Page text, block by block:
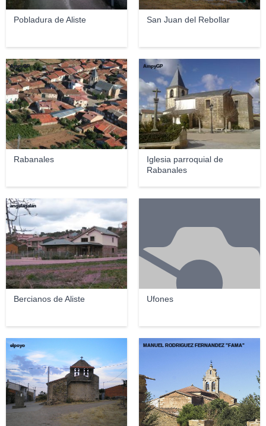
Pobladura de Aliste San Juan del Rebollar
Rabanales
AmpyGP
Iglesia parroquial de
Rabanales
AmpyGP
Bercianos de Aliste
angelagalán
Ufones
elpoyo MANUEL RODRÍGUEZ FERNÁNDEZ "FAMA"